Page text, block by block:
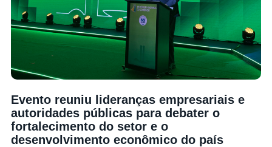
Evento reuniu lideranças empresariais e
autoridades públicas para debater o
fortalecimento do setor e o
desenvolvimento econômico do país